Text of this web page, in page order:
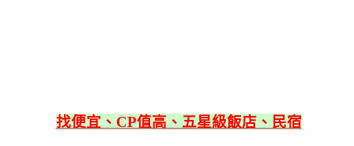
找便宜、CP值高、五星級飯店、民宿